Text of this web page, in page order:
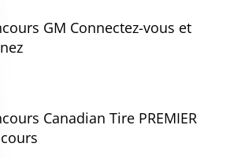
GM Connectez-vous et
Canadian Tire PREMIER